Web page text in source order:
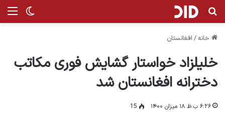
تغییر جستجو برای
خانه/ افغانستان
خلیلزاد خواستار گشایش فوری مکاتب
دخترانه افغانستان شد
۶:۲۶ ب.ظ ۱۸ میزان ۱۴۰۰ 15